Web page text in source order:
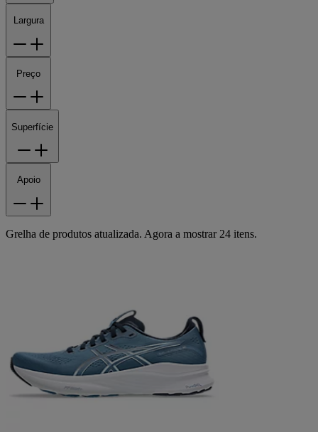
Largura
Preço
Superfície
Apoio
Grelha de produtos atualizada. Agora a mostrar 24 itens.